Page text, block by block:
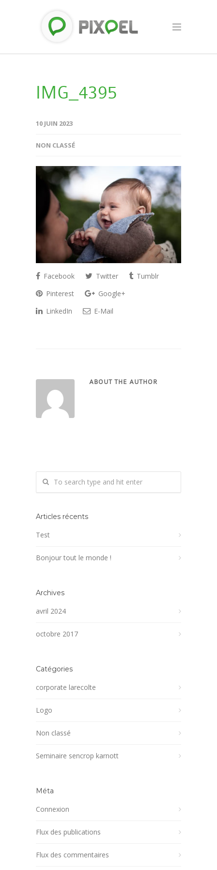
IMG_4395
10 JUIN 2023
NON CLASSÉ
Facebook Twitter
Tumblr
Pinterest
Google+
LinkedIn
E-Mail
ABOUT THE AUTHOR
Articles récents
Test
Bonjour tout le monde !
Archives
avril 2024
octobre 2017
Catégories
corporate larecolte
Logo
Non classé
Seminaire sencrop karnott
Méta
Connexion
Flux des publications
Flux des commentaires